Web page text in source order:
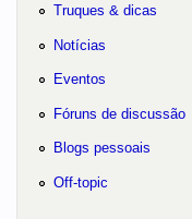
Truques & dicas
Notícias
Eventos
Fóruns de discussão
Blogs pessoais
Off-topic